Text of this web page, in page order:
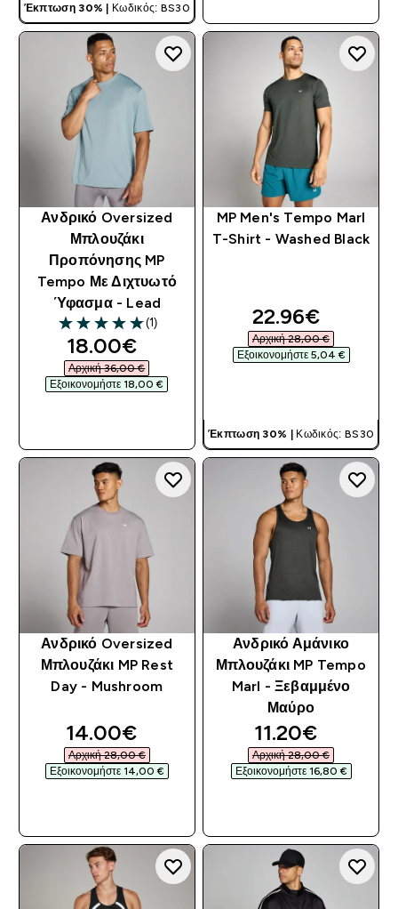
Έκπτωση 30% | Κωδικός: BS30
Ανδρικό Oversized
Μπλουζάκι
Προπόνησης MP
Tempo Με Διχτυωτό
Ύφασμα - Lead
5 out of 5 stars
(1)
discounted price
18.00€‎
Αρχική 36,00 €‎
Εξοικονομήστε 18,00 €‎
MP Men's Tempo Marl
T-Shirt - Washed Black
discounted
22.96€‎
Αρχική 28,00 €‎
Εξοικονομήστε 5,04 €‎
Έκπτωση 30% | Κωδικός: BS30
Ανδρικό Oversized
Μπλουζάκι MP Rest
Day - Mushroom
discounted price
14.00€‎
Αρχική 28,00 €‎
Εξοικονομήστε 14,00 €‎
Ανδρικό Αμάνικο
Μπλουζάκι MP Tempo
Marl - Ξεβαμμένο
Μαύρο
discounted
11.20€‎
Αρχική 28,00 €‎
Εξοικονομήστε 16,80 €‎